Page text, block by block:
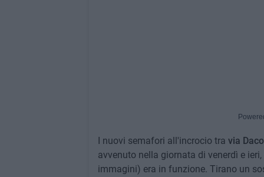
I nuovi semafori all'incrocio tra via
avvenuto nella giornata di venerdì e
immagini) era in funzione. Tirano un